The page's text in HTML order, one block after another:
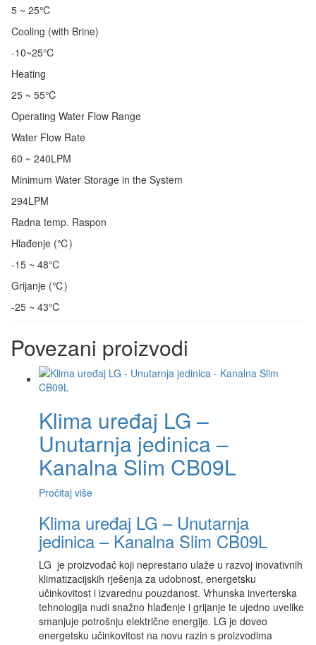
5 ~ 25℃
Cooling (with Brine)
-10~25℃
Heating
25 ~ 55℃
Operating Water Flow Range
Water Flow Rate
60 ~ 240LPM
Minimum Water Storage in the System
294LPM
Radna temp. Raspon
Hlađenje (℃)
-15 ~ 48℃
Grijanje (℃)
-25 ~ 43℃
Povezani proizvodi
Klima uređaj LG –
Unutarnja jedinica –
Kanalna Slim CB09L
Pročitaj više
Klima uređaj LG – Unutarnja
jedinica – Kanalna Slim CB09L
LG je proizvođač koji neprestano ulaže u razvoj inovativnih
klimatizacijskih rješenja za udobnost, energetsku
učinkovitost i izvarednu pouzdanost. Vrhunska inverterska
tehnologija nudi snažno hlađenje i grijanje te ujedno uvelike
smanjuje potrošnju električne energije. LG je doveo
energetsku učinkovitost na novu razin s proizvodima